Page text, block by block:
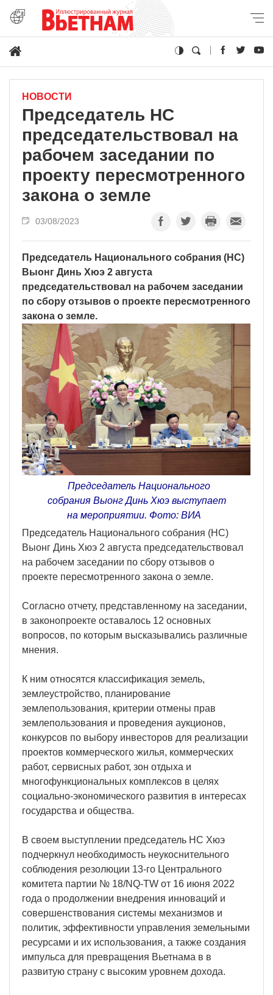
НОВОСТИ
Председатель НС
председательствовал на
рабочем заседании по
проекту пересмотренного
закона о земле
03/08/2023
Председатель Национального собрания (НС)
Выонг Динь Хюэ 2 августа
председательствовал на рабочем заседании
по сбору отзывов о проекте пересмотренного
закона о земле.
Председатель Национального
собрания Выонг Динь Хюэ выступает
на мероприятии. Фото: ВИA
Председатель Национального собрания (НС)
Выонг Динь Хюэ 2 августа председательствовал
на рабочем заседании по сбору отзывов о
проекте пересмотренного закона о земле.
Согласно отчету, представленному на заседании,
в законопроекте оставалось 12 основных
вопросов, по которым высказывались различные
мнения.
К ним относятся классификация земель,
землеустройство, планирование
землепользования, критерии отмены прав
землепользования и проведения аукционов,
конкурсов по выбору инвесторов для реализации
проектов коммерческого жилья, коммерческих
работ, сервисных работ, зон отдыха и
многофункциональных комплексов в целях
социально-экономического развития в интересах
государства и общества.
В своем выступлении председатель НС Хюэ
подчеркнул необходимость неукоснительного
соблюдения резолюции 13-го Центрального
комитета партии № 18/NQ-TW от 16 июня 2022
года о продолжении внедрения инноваций и
совершенствования системы механизмов и
политик, эффективности управления земельными
ресурсами и их использования, а также создания
импульса для превращения Вьетнама в в
развитую страну с высоким уровнем дохода.